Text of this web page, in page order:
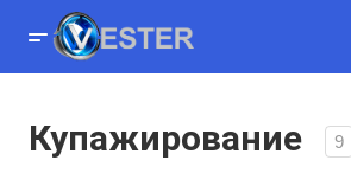
Купажирование 9